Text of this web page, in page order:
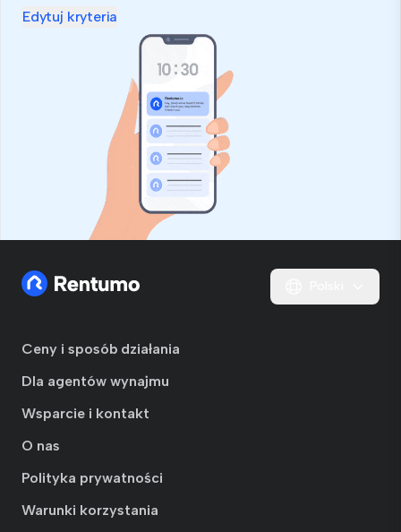
Edytuj kryteria
Ceny i sposób działania
Dla agentów wynajmu
Wsparcie i kontakt
O nas
Polityka prywatności
Warunki korzystania